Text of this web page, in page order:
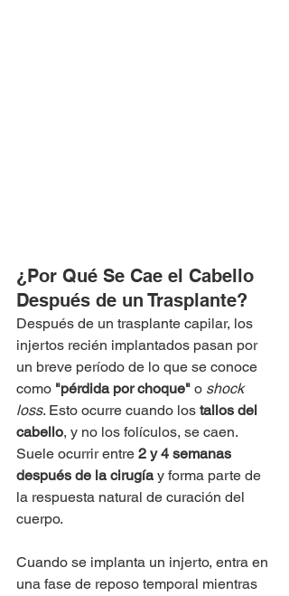
¿Por Qué Se Cae el Cabello
Después de un Trasplante?
Después de un trasplante capilar, los
injertos recién implantados pasan por
un breve período de lo que se conoce
como "pérdida por choque" o shock
loss. Esto ocurre cuando los tallos del
cabello, y no los folículos, se caen.
Suele ocurrir entre 2 y 4 semanas
después de la cirugía y forma parte de
la respuesta natural de curación del
cuerpo.
Cuando se implanta un injerto, entra en
una fase de reposo temporal mientras